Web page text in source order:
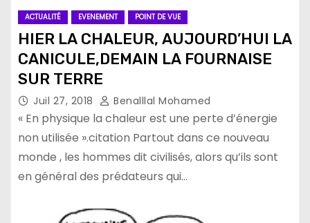
ACTUALITÉ EVENEMENT POINT DE VUE
HIER LA CHALEUR, AUJOURD’HUI LA
CANICULE,DEMAIN LA FOURNAISE
SUR TERRE
Juil 27, 2018 Benalllal Mohamed
« En physique la chaleur est une perte d’énergie
non utilisée ».citation Partout dans ce nouveau
monde , les hommes dit civilisés, alors qu’ils sont
en général des prédateurs qui…